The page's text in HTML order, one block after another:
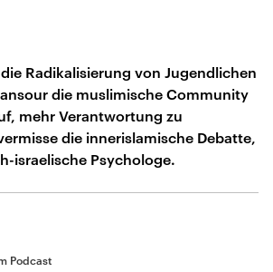
Radikalisierung von Jugendlichen
die muslimische Community
mehr Verantwortung zu
die innerislamische Debatte,
israelische Psychologe.
Podcast